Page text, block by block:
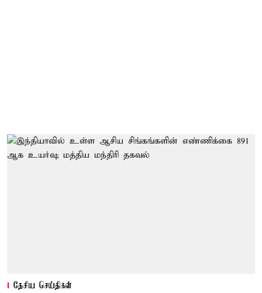
தேசிய செய்திகள்